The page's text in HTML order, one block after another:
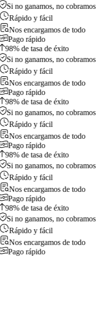
Si no ganamos, no cobramos
Rápido y fácil
Nos encargamos de todo
Pago rápido
98% de tasa de éxito
Si no ganamos, no cobramos
Rápido y fácil
Nos encargamos de todo
Pago rápido
98% de tasa de éxito
Si no ganamos, no cobramos
Rápido y fácil
Nos encargamos de todo
Pago rápido
98% de tasa de éxito
Si no ganamos, no cobramos
Rápido y fácil
Nos encargamos de todo
Pago rápido
98% de tasa de éxito
Si no ganamos, no cobramos
Rápido y fácil
Nos encargamos de todo
Pago rápido